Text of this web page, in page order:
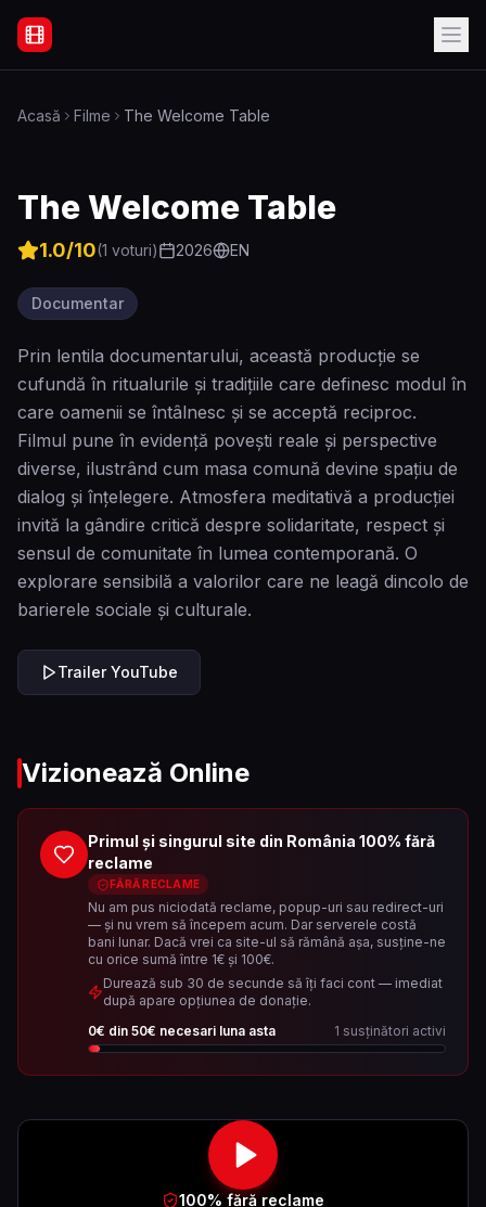
Filme Online Subtitrate - Acasă
Acasă Filme The Welcome Table
The Welcome Table
1.0/10(1 voturi) 2026 EN
Documentar
Prin lentila documentarului, această producție se
cufundă în ritualurile și tradițiile care definesc modul în
care oamenii se întâlnesc și se acceptă reciproc.
Filmul pune în evidență povești reale și perspective
diverse, ilustrând cum masa comună devine spațiu de
dialog și înțelegere. Atmosfera meditativă a producției
invită la gândire critică despre solidaritate, respect și
sensul de comunitate în lumea contemporană. O
explorare sensibilă a valorilor care ne leagă dincolo de
barierele sociale și culturale.
Trailer YouTube
Vizionează Online
Primul și singurul site din România 100% fără
reclame
FĂRĂ RECLAME
Nu am pus niciodată reclame, popup-uri sau redirect-uri
— și nu vrem să începem acum. Dar serverele costă
bani lunar. Dacă vrei ca site-ul să rămână așa, susține-ne
cu orice sumă între 1€ și 100€.
Durează sub 30 de secunde să îți faci cont — imediat
după apare opțiunea de donație.
0€ din 50€ necesari luna asta 1 susținători activi
100% fără reclame